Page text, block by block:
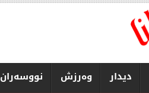
دیدار وەرزش نووسەران